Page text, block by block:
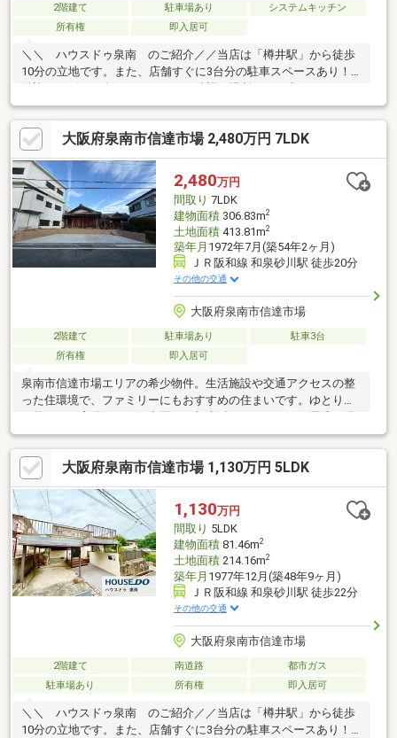
2階建て 駐車場あり
システムキッチン
所有権
即入居可
＼＼ ハウスドゥ泉南 のご紹介／／当店は「樽井駅」から徒歩
10分の立地です。また、店舗すぐに3台分の駐車スペースあり！
送迎サービスも有りますので、ご希望の場所までお車でお伺いし
ます♪【無料不動産購入相談会 実施中！】物件探しだけでなく、
リフォーム、住宅ローン、火災保険等、皆様の気になる疑問にお
答えします！泉南市・阪南市のおうち探しはお任せください！
【お問い合わせについて】「見学予約する」「資料請求する」か
らのお問い合わせは24時間受付中！ネットに掲載していない物件
もご紹介できます！「お電話」「資料請求する」からお気軽にお
問い合わせください！
大阪府泉南市信達市場 2,480万円 7LDK
2,480万円
間取り 7LDK
建物面積306.83m2
土地面積413.81m2
築年月 1972年7月(築54年2ヶ月)
ＪＲ阪和線 和泉砂川駅 徒歩20分
その他の交通
大阪府泉南市信達市場
2階建て 駐車場あり
駐車3台
所有権
即入居可
泉南市信達市場エリアの希少物件。生活施設や交通アクセスの整
った住環境で、ファミリーにもおすすめの住まいです。ゆとりあ
況や詳細条件はお気軽にお問い合わせください。建物・設備の状
態や駐車可否などは現地確認を推奨します。
大阪府泉南市信達市場 1,130万円 5LDK
1,130万円
間取り 5LDK
建物面積81.46m2
土地面積214.16m2
築年月 1977年12月(築48年9ヶ月)
ＪＲ阪和線 和泉砂川駅 徒歩22分
その他の交通
大阪府泉南市信達市場
2階建て 南道路
都市ガス
駐車場あり
所有権 即入居可
＼＼ ハウスドゥ泉南 のご紹介／／当店は「樽井駅」から徒歩
10分の立地です。また、店舗すぐに3台分の駐車スペースあり！